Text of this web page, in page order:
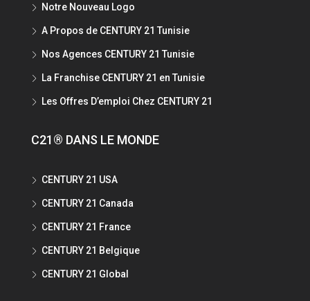
Notre Nouveau Logo
A Propos de CENTURY 21 Tunisie
Nos Agences CENTURY 21 Tunisie
La Franchise CENTURY 21 en Tunisie
Les Offres D’emploi Chez CENTURY 21
C21® DANS LE MONDE
CENTURY 21 USA
CENTURY 21 Canada
CENTURY 21 France
CENTURY 21 Belgique
CENTURY 21 Global